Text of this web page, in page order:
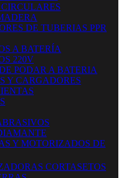
DE TUBERIAS PPR
A BATERÍA
220V
PODAR A BATERIA
Y CARGADORES
Y MOTORIZADOS DE
CORTASETOS